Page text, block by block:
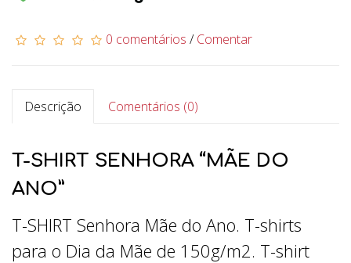
0 comentários /Comentar
Descrição Comentários (0)
T-SHIRT SENHORA “MÃE DO
ANO”
T-SHIRT Senhora Mãe do Ano. T-shirts
para o Dia da Mãe de 150g/m2. T-shirt